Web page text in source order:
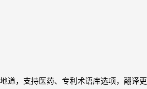
道，支持医药、专利术语库选项，翻译